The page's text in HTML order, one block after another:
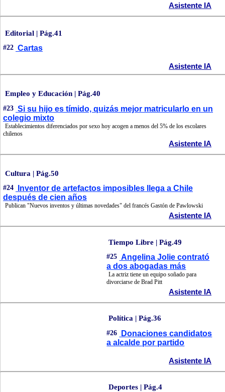
Asistente IA
Editorial | Pág.41
#22 Cartas
Asistente IA
Empleo y Educación | Pág.40
#23 Si su hijo es tímido, quizás mejor matricularlo en un
colegio mixto
Establecimientos diferenciados por sexo hoy acogen a menos del 5% de los escolares
chilenos
Asistente IA
Cultura | Pág.50
#24
Inventor de artefactos imposibles llega a Chile
después de cien años
Publican "Nuevos inventos y últimas novedades" del francés Gastón de Pawlowski
Asistente IA
Tiempo Libre | Pág.49
#25 Angelina Jolie contrató
a dos abogadas más
La actriz tiene un equipo soñado para
divorciarse de Brad Pitt
Asistente IA
Política | Pág.36
#26
Donaciones candidatos
a alcalde por partido
Asistente IA
Deportes | Pág.4